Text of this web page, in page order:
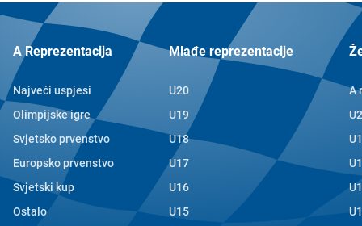
A Reprezentacija
Najveći uspjesi
Olimpijske igre
Svjetsko prvenstvo
Europsko prvenstvo
Svjetski kup
Ostalo
Mlađe reprezentacije
U20
U19
U18
U17
U16
U15
A